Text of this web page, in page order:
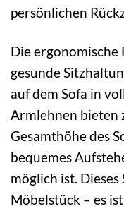
persönlichen
Die
gesunde
auf dem Sofa in
Armlehnen bieten
Gesamthöhe des
bequemes
möglich ist.
Möbelstück – es